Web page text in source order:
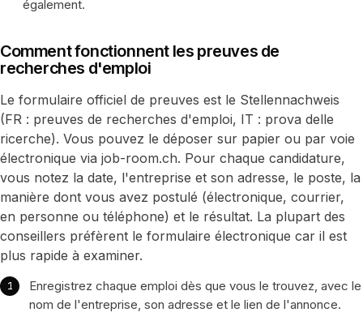
également.
Comment fonctionnent les preuves de
recherches d'emploi
Le formulaire officiel de preuves est le Stellennachweis
(FR : preuves de recherches d'emploi, IT : prova delle
ricerche). Vous pouvez le déposer sur papier ou par voie
électronique via job-room.ch. Pour chaque candidature,
vous notez la date, l'entreprise et son adresse, le poste, la
manière dont vous avez postulé (électronique, courrier,
en personne ou téléphone) et le résultat. La plupart des
conseillers préfèrent le formulaire électronique car il est
plus rapide à examiner.
Enregistrez chaque emploi dès que vous le trouvez, avec le
nom de l'entreprise, son adresse et le lien de l'annonce.